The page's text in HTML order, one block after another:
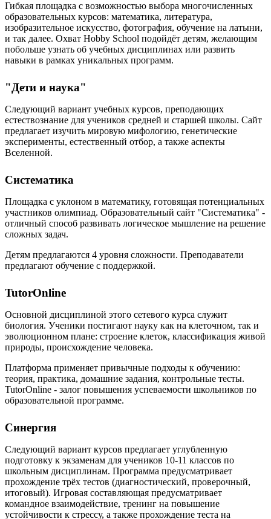
Гибкая площадка с возможностью выбора многочисленных
образовательных курсов: математика, литература,
изобразительное искусство, фотография, обучение на латыни,
и так далее. Охват Hobby School подойдёт детям, желающим
побольше узнать об учебных дисциплинах или развить
навыки в рамках уникальных программ.
"Дети и наука"
Следующий вариант учебных курсов, преподающих
естествознание для учеников средней и старшей школы. Сайт
предлагает изучить мировую мифологию, генетические
эксперименты, естественный отбор, а также аспекты
Вселенной.
Систематика
Площадка с уклоном в математику, готовящая потенциальных
участников олимпиад. Образовательный сайт "Систематика" -
отличный способ развивать логическое мышление на решение
сложных задач.
Детям предлагаются 4 уровня сложности. Преподаватели
предлагают обучение с поддержкой.
TutorOnline
Основной дисциплиной этого сетевого курса служит
биология. Ученики постигают науку как на клеточном, так и
эволюционном плане: строение клеток, классификация живой
природы, происхождение человека.
Платформа применяет привычные подходы к обучению:
теория, практика, домашние задания, контрольные тесты.
TutorOnline - залог повышения успеваемости школьников по
образовательной программе.
Синергия
Следующий вариант курсов предлагает углубленную
подготовку к экзаменам для учеников 10-11 классов по
школьным дисциплинам. Программа предусматривает
прохождение трёх тестов (диагностический, проверочный,
итоговый). Игровая составляющая предусматривает
командное взаимодействие, тренинг на повышение
устойчивости к стрессу, а также прохождение теста на